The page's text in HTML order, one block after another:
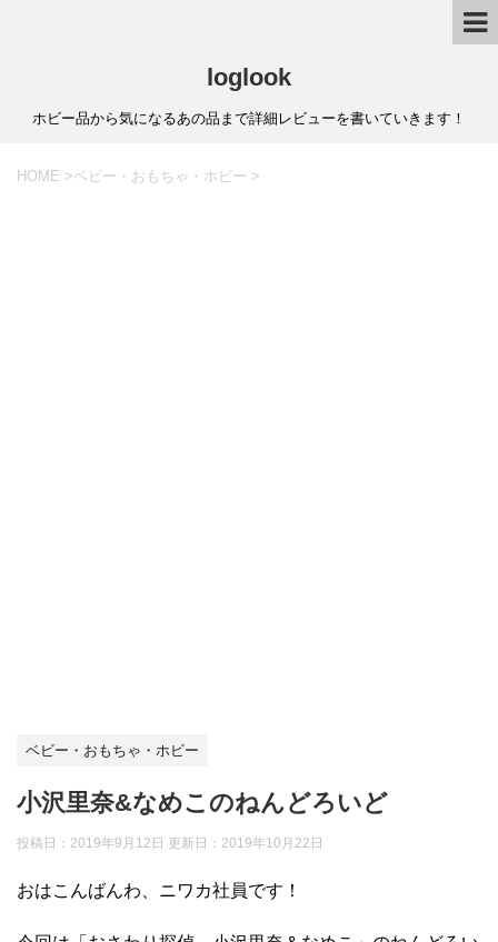
loglook
ホビー品から気になるあの品まで詳細レビューを書いていきます！
HOME >ベビー・おもちゃ・ホビー >
ベビー・おもちゃ・ホビー
小沢里奈&なめこのねんどろいど
投稿日：2019年9月12日 更新日： 2019年10月22日
おはこんばんわ、ニワカ社員です！